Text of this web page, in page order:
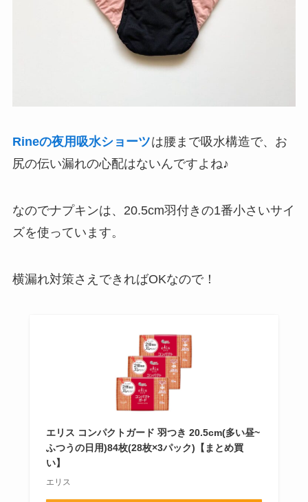
Rineの夜用吸水ショーツは腰まで吸水構造で、お
尻の伝い漏れの心配はないんですよね♪
なのでナプキンは、20.5cm羽付きの1番小さいサイ
ズを使っています。
横漏れ対策さえできればOKなので！
エリス コンパクトガード 羽つき 20.5cm(多い昼~
ふつうの日用)84枚(28枚×3パック)【まとめ買
い】
エリス